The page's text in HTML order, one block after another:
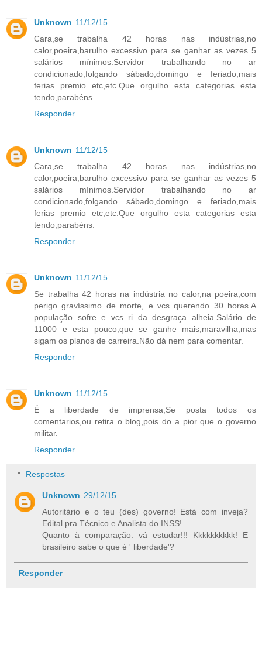
Unknown 11/12/15
Cara,se trabalha 42 horas nas indústrias,no
calor,poeira,barulho excessivo para se ganhar as vezes 5
salários mínimos.Servidor trabalhando no ar
condicionado,folgando sábado,domingo e feriado,mais
ferias premio etc,etc.Que orgulho esta categorias esta
tendo,parabéns.
Responder
Unknown 11/12/15
Cara,se trabalha 42 horas nas indústrias,no
calor,poeira,barulho excessivo para se ganhar as vezes 5
salários mínimos.Servidor trabalhando no ar
condicionado,folgando sábado,domingo e feriado,mais
ferias premio etc,etc.Que orgulho esta categorias esta
tendo,parabéns.
Responder
Unknown 11/12/15
Se trabalha 42 horas na indústria no calor,na poeira,com
perigo gravíssimo de morte, e vcs querendo 30 horas.A
população sofre e vcs ri da desgraça alheia.Salário de
11000 e esta pouco,que se ganhe mais,maravilha,mas
sigam os planos de carreira.Não dá nem para comentar.
Responder
Unknown 11/12/15
É a liberdade de imprensa,Se posta todos os
comentarios,ou retira o blog,pois do a pior que o governo
militar.
Responder
Respostas
Unknown 29/12/15
Autoritário e o teu (des) governo! Está com inveja?
Edital pra Técnico e Analista do INSS!
Quanto à comparação: vá estudar!!! Kkkkkkkkkk! E
brasileiro sabe o que é ' liberdade'?
Responder